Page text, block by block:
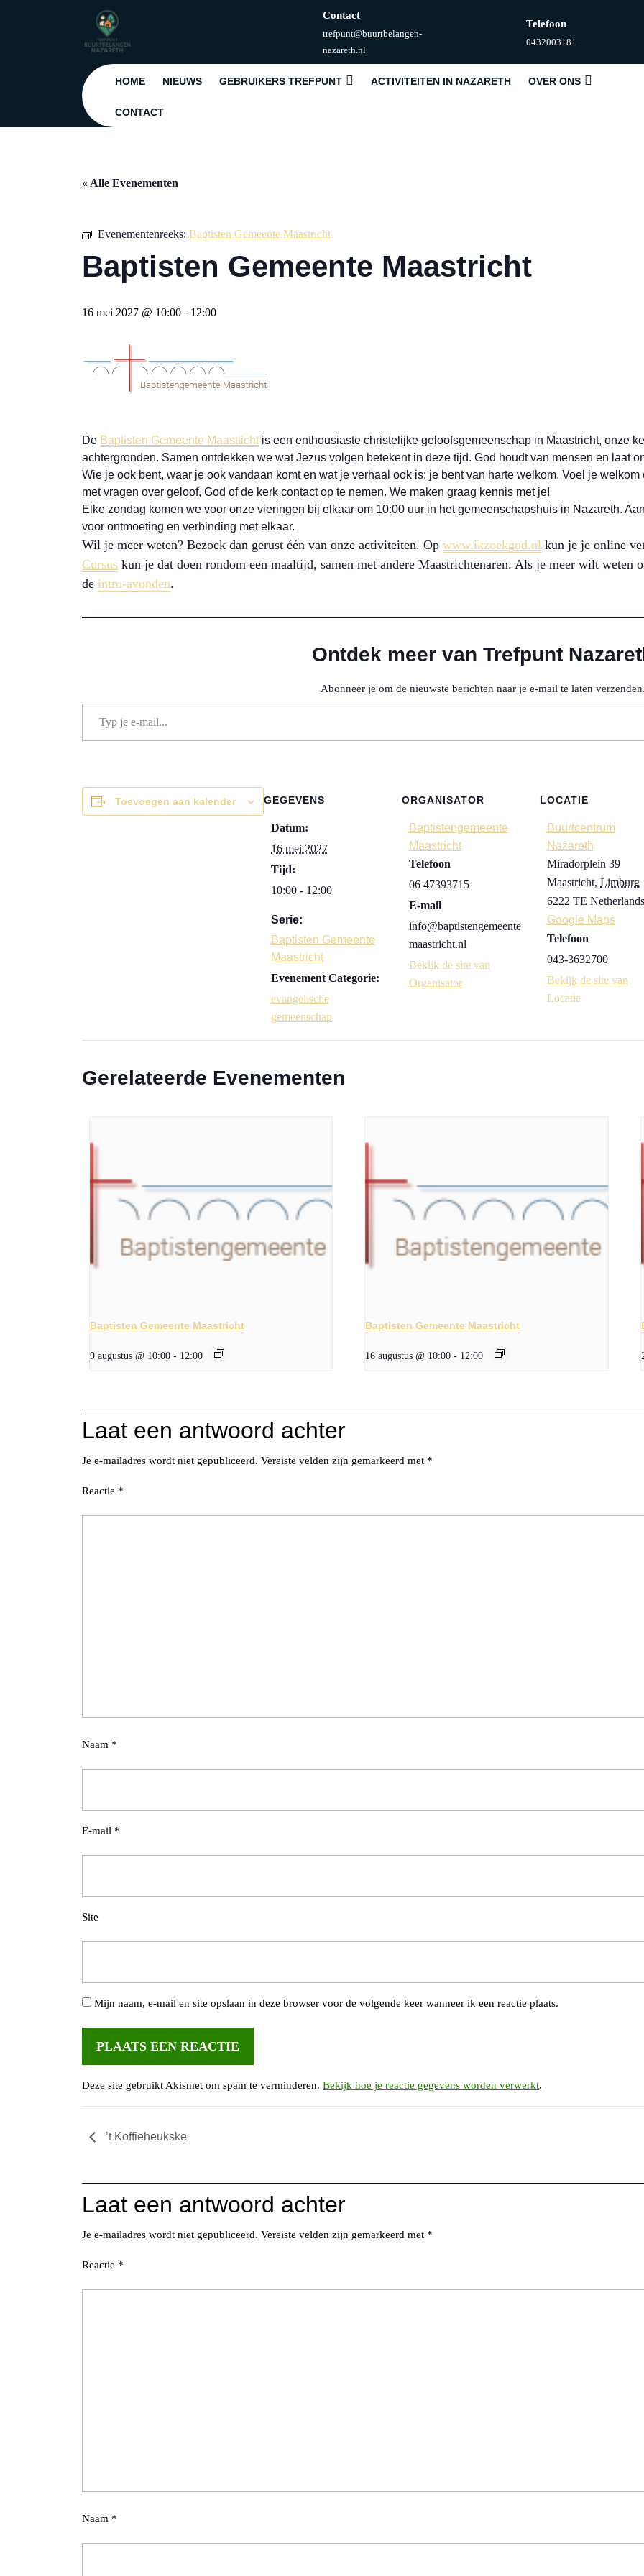
Contact
trefpunt@buurtbelangen-
nazareth.nlE-
mail
Telefoon
0432003181
HOME NIEUWS GEBRUIKERS TREFPUNT ACTIVITEITEN IN NAZARETH OVER ONS
CONTACT
« Alle Evenementen
Evenementenreeks: Baptisten Gemeente Maastricht
Baptisten Gemeente Maastricht
16 mei 2027 @ 10:00 - 12:00
De Baptisten Gemeente Maastticht is een enthousiaste christelijke geloofsgemeenschap in Maastricht, onze
achtergronden. Samen ontdekken we wat Jezus volgen betekent in deze tijd. God houdt van mensen en laat
Wie je ook bent, waar je ook vandaan komt en wat je verhaal ook is: je bent van harte welkom. Voel je
met vragen over geloof, God of de kerk contact op te nemen. We maken graag kennis met je!
Elke zondag komen we voor onze vieringen bij elkaar om 10:00 uur in het gemeenschapshuis in Nazareth.
voor ontmoeting en verbinding met elkaar.
Wil je meer weten? Bezoek dan gerust één van onze activiteiten. Op www.ikzoekgod.nl kun je je online
Cursus kun je dat doen rondom een maaltijd, samen met andere Maastrichtenaren. Als je meer wilt weten
de intro-avonden.
Ontdek meer van Trefpunt
Abonneer je om de nieuwste berichten naar je e-mail te laten verzenden.
Typ je e-mail...
Toevoegen aan kalender GEGEVENS
Datum:
16 mei 2027
Tijd:
10:00 - 12:00
Serie:
Baptisten Gemeente
Maastricht
Evenement Categorie:
evangelische
gemeenschap
ORGANISATOR
Baptistengemeente
Maastricht
Telefoon
06 47393715
E-mail
info@baptistengemeente
maastricht.nl
Bekijk de site van
Organisator
LOCATIE
Buurtcentrum
Nazareth
Miradorplein 39
Maastricht, Limburg
6222 TE Netherlands
Google Maps
Telefoon
043-3632700
Bekijk de site van
Locatie
Gerelateerde Evenementen
Baptisten Gemeente Maastricht
9 augustus @ 10:00 - 12:00
Baptisten Gemeente Maastricht
16 augustus @ 10:00 - 12:00
Laat een antwoord achter
Je e-mailadres wordt niet gepubliceerd. Vereiste velden zijn gemarkeerd met *
Reactie *
Naam *
E-mail *
Site
Mijn naam, e-mail en site opslaan in deze browser voor de volgende keer wanneer ik een reactie plaats.
Deze site gebruikt Akismet om spam te verminderen. Bekijk hoe je reactie gegevens worden verwerkt.
’t Koffieheukske
Laat een antwoord achter
Je e-mailadres wordt niet gepubliceerd. Vereiste velden zijn gemarkeerd met *
Reactie *
Naam *